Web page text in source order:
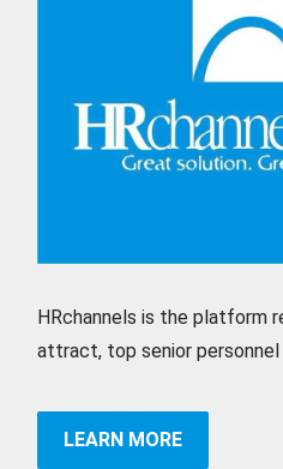
HRchannels is the platform
attract, top senior personnel
LEARN MORE